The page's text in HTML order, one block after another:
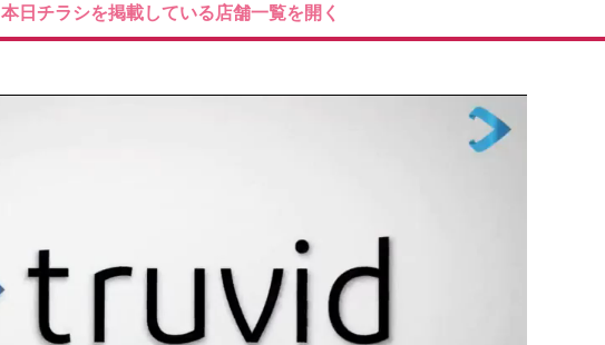
本日チラシを掲載している店舗一覧を開く